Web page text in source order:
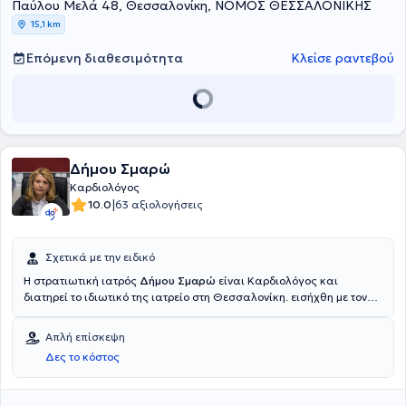
Παύλου Μελά 48, Θεσσαλονίκη, ΝΟΜΟΣ ΘΕΣΣΑΛΟΝΙΚΗΣ
15,1 km
Επόμενη διαθεσιμότητα Κλείσε ραντεβού
Δήμου Σμαρώ
Καρδιολόγος
10.0|63 αξιολογήσεις
Σχετικά με την ειδικό
Η στρατιωτική ιατρός Δήμου Σμαρώ είναι Καρδιολόγος και
διατηρεί το ιδιωτικό της ιατρείο στη Θεσσαλονίκη. εισήχθη με τον
Αριστοτελείου Πανεπιστημίου Θεσσαλονίκης ως σπουδάστρια της
Στρατιωτικής Σχολής Αξιωματικών Σωμάτων(Σ.Σ.Α.Σ.). Απέκτησε το
πτυχίο της Ιατρικής (MD), ονομαζόμενη ταυτόχρονα Ανθυπολαχαγός
(ΥΙ). Ειδικεύθηκε επί 2 συνολικά έτη στην Παθολογική Κλινική του
Απλή επίσκεψη
Δες το κόστος